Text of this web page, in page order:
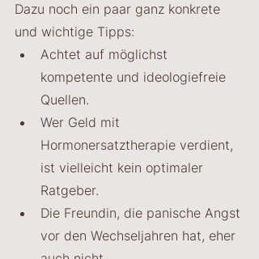
Dazu noch ein paar ganz konkrete
und wichtige Tipps:
Achtet auf möglichst
kompetente und ideologiefreie
Quellen.
Wer Geld mit
Hormonersatztherapie verdient,
ist vielleicht kein optimaler
Ratgeber.
Die Freundin, die panische Angst
vor den Wechseljahren hat, eher